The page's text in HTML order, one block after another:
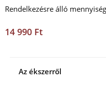
Rendelkezésre álló mennyiség
14 990 Ft
Az ékszerről